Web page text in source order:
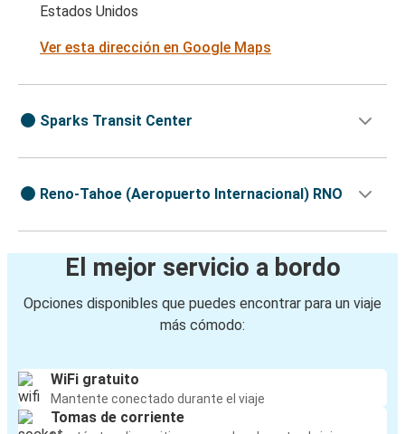
Estados Unidos
Ver esta dirección en Google Maps
Sparks Transit Center
Reno-Tahoe (Aeropuerto Internacional) RNO
El mejor servicio a bordo
Opciones disponibles que puedes encontrar para un viaje
más cómodo:
WiFi gratuito
Mantente conectado durante el viaje
Tomas de corriente